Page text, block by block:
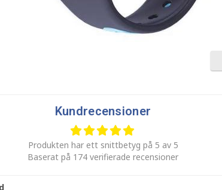
Kundrecensioner
Produkten har ett snittbetyg på 5 av 5
Baserat på 174 verifierade recensioner